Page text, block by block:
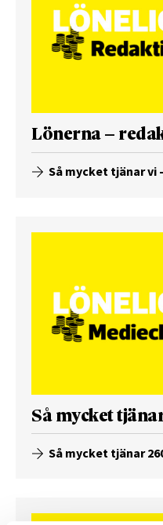
Lönerna –
Så mycket tjänar vi
Så mycket
Så mycket tjänar